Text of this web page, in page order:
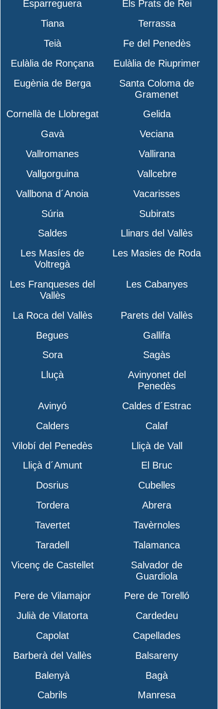
Esparreguera
Els Prats de Rei
Tiana
Terrassa
Teià
Fe del Penedès
Eulàlia de Ronçana
Eulàlia de Riuprimer
Eugènia de Berga
Santa Coloma de
Gramenet
Cornellà de Llobregat
Gelida
Gavà
Veciana
Vallromanes
Vallirana
Vallgorguina
Vallcebre
Vallbona d´Anoia
Vacarisses
Súria
Subirats
Saldes
Llinars del Vallès
Les Masíes de
Voltregà
Les Masies de Roda
Les Franqueses del
Vallès
Les Cabanyes
La Roca del Vallès
Parets del Vallès
Begues
Gallifa
Sora
Sagàs
Lluçà
Avinyonet del
Penedès
Avinyó
Caldes d´Estrac
Calders
Calaf
Vilobí del Penedès
Lliçà de Vall
Lliçà d´Amunt
El Bruc
Dosrius
Cubelles
Tordera
Abrera
Tavertet
Tavèrnoles
Taradell
Talamanca
Vicenç de Castellet
Salvador de
Guardiola
Pere de Vilamajor
Pere de Torelló
Julià de Vilatorta
Cardedeu
Capolat
Capellades
Barberà del Vallès
Balsareny
Balenyà
Bagà
Cabrils
Manresa